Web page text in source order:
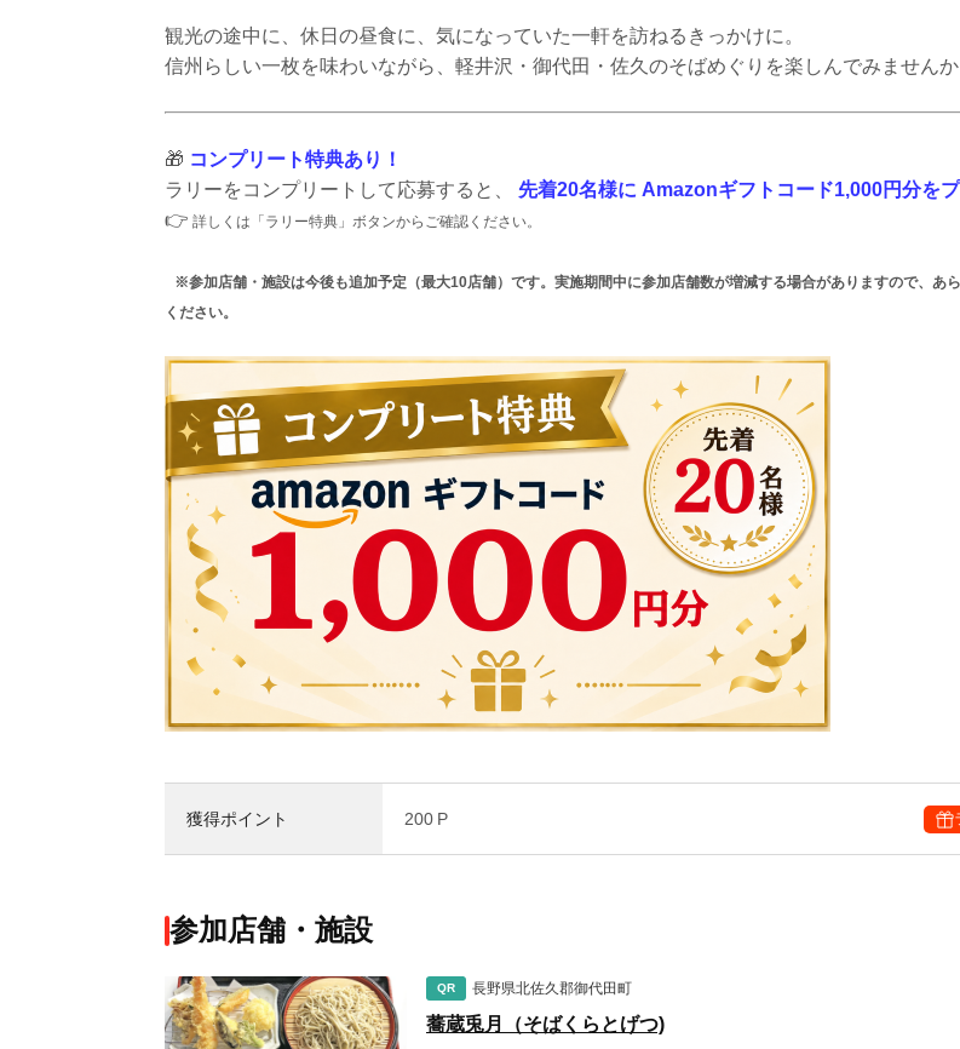
観光の途中に、休日の昼食に、気になっていた一軒を訪ねるきっかけに。
信州らしい一枚を味わいながら、軽井沢・御代田・佐久のそばめぐりを楽しんでみませんか
🎁 コンプリート特典あり！
ラリーをコンプリートして応募すると、
先着20名様に Amazonギフトコード1,000円分を
👉 詳しくは「ラリー特典」ボタンからご確認ください。
※参加店舗・施設は今後も追加予定（最大10店舗）です。実施期間中に参加店舗数が増減する場合がありますので、あ
ください。
獲得ポイント 200 P
参加店舗・施設
QR 長野県北佐久郡御代田町
蕎蔵兎月（そばくらとげつ)